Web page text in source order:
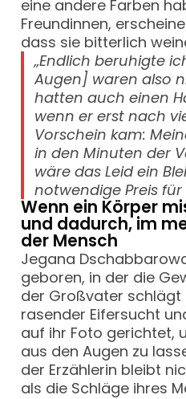
eine andere Farben
Freundinnen,
dass sie bitterlich
„Endlich beruhigte
Augen] waren also
hatten auch einen
wenn er erst nach
Vorschein kam:
in den Minuten der
wäre das Leid ein
notwendige Preis für
Wenn ein Körper
und dadurch, im
der Mensch
Jegana
geboren, in der die
der Großvater schlägt
rasender Eifersucht
auf ihr Foto gerichtet,
aus den Augen zu
der Erzählerin bleibt
als die Schläge ihres